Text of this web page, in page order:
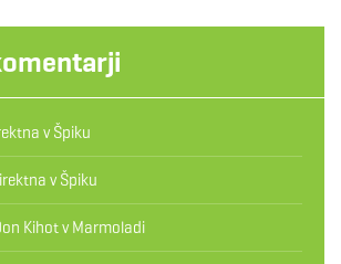
v Špiku
v Špiku
Kihot v Marmoladi